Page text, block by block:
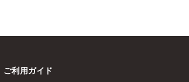
ご利用ガイド